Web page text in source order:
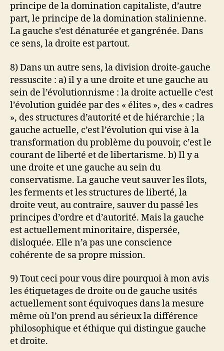
principe de la domination capitaliste, d’autre
part, le principe de la domination stalinienne.
La gauche s’est dénaturée et gangrénée. Dans
ce sens, la droite est partout.
8) Dans un autre sens, la division droite-gauche
ressuscite : a) il y a une droite et une gauche au
sein de l’évolutionnisme : la droite actuelle c’est
l’évolution guidée par des « élites », des « cadres
», des structures d’autorité et de hiérarchie ; la
gauche actuelle, c’est l’évolution qui vise à la
transformation du problème du pouvoir, c’est le
courant de liberté et de libertarisme. b) Il y a
une droite et une gauche au sein du
conservatisme. La gauche veut sauver les îlots,
les ferments et les structures de liberté, la
droite veut, au contraire, sauver du passé les
principes d’ordre et d’autorité. Mais la gauche
est actuellement minoritaire, dispersée,
disloquée. Elle n’a pas une conscience
cohérente de sa propre mission.
9) Tout ceci pour vous dire pourquoi à mon avis
les étiquetages de droite ou de gauche usités
actuellement sont équivoques dans la mesure
même où l’on prend au sérieux la différence
philosophique et éthique qui distingue gauche
et droite.